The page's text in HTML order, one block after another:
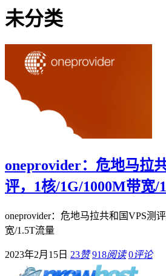
未分类
oneprovider：危地马拉
评，1核/1G/1000M带宽/
oneprovider：危地马拉共和国VPS测
宽/1.5T流量
2023年2月15日 23赞 918阅读 0评论